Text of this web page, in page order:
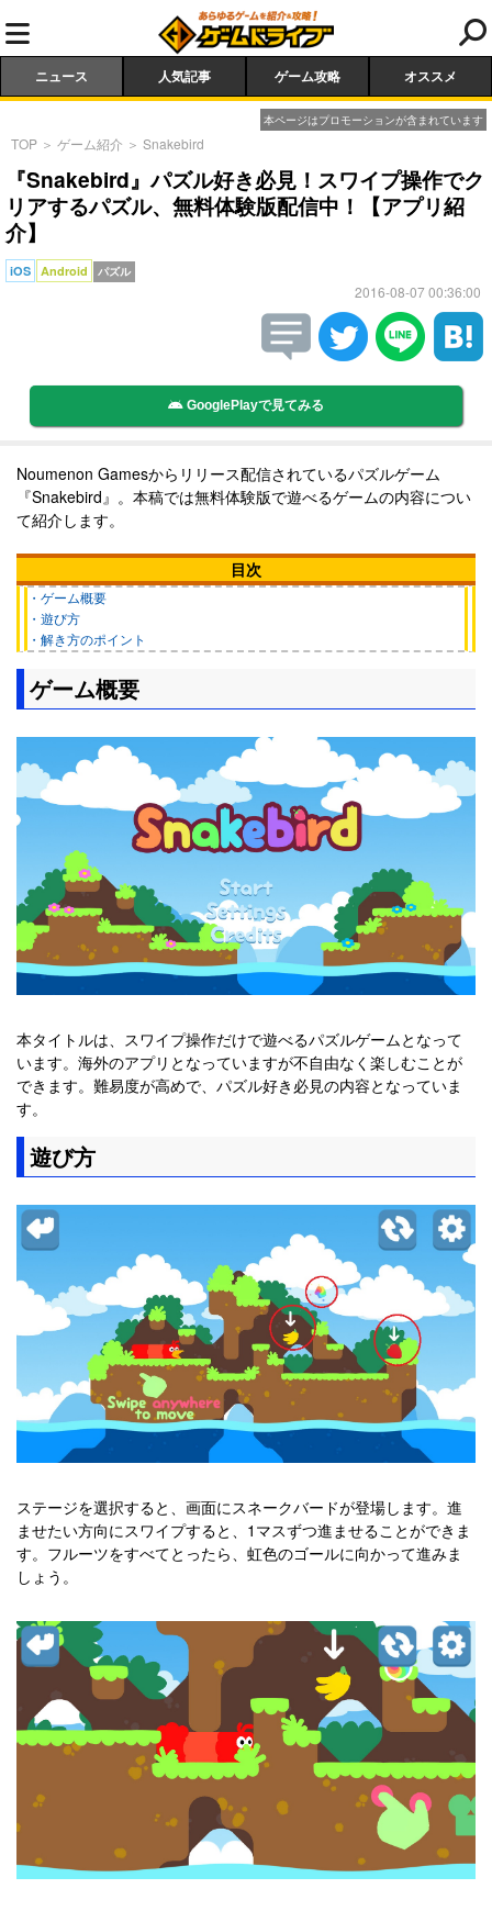
ニュース 人気記事 ゲーム攻略 オススメ
本ページはプロモーションが含まれています
TOP ＞ ゲーム紹介 ＞ Snakebird
『Snakebird』パズル好き必見！スワイプ操作でク
リアするパズル、無料体験版配信中！【アプリ紹
介】
iOS Android パズル
2016-08-07 00:36:00
GooglePlayで見てみる
Noumenon Gamesからリリース配信されているパズルゲーム
『Snakebird』。本稿では無料体験版で遊べるゲームの内容につい
て紹介します。
目次
・ゲーム概要
・遊び方
・解き方のポイント
ゲーム概要
本タイトルは、スワイプ操作だけで遊べるパズルゲームとなって
います。海外のアプリとなっていますが不自由なく楽しむことが
できます。難易度が高めで、パズル好き必見の内容となっていま
す。
遊び方
ステージを選択すると、画面にスネークバードが登場します。進
ませたい方向にスワイプすると、1マスずつ進ませることができま
す。フルーツをすべてとったら、虹色のゴールに向かって進みま
しょう。